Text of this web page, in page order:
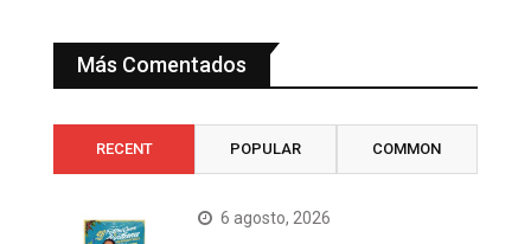
Más Comentados
RECENT POPULAR COMMON
6 agosto, 2026